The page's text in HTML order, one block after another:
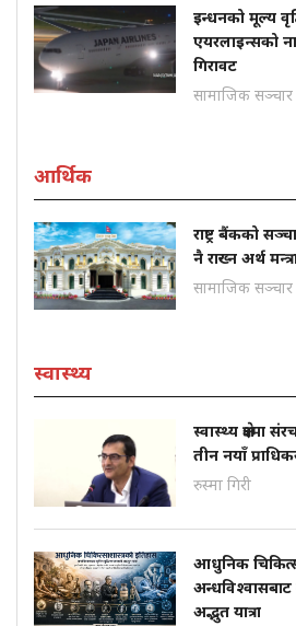
इन्धनको मूल्य
एयरलाइन्सको
गिरावट
सामाजिक सञ्चार
आर्थिक
राष्ट्र बैंकको
नै राख्न अर्थ
सामाजिक सञ्चार
स्वास्थ्य
स्वास्थ्य क्षेत्रमा
तीन नयाँ
रुस्मा गिरी
आधुनिक
अन्धविश्वासबाट
अद्भुत यात्रा